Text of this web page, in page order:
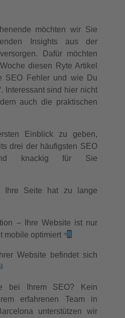
möchten wir Sie
Insights aus der
Dafür möchten
diesen Ryte Artikel
SEO Fehler und wie Du
Interessant sind hier nicht
auch die praktischen
Einblick zu geben,
drei der häufigsten SEO
knackig für Sie
Ihre Seite hat zu lange
– Ihre Website ist nur
mobile optimiert
Website befindet sich
bei Ihrem SEO? Kein
erfahrenen Team in
unterstützen wir